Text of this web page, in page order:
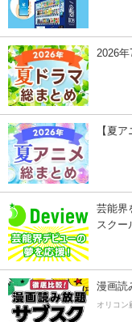
2026
【夏
芸能界
スクー
漫画読
オリコン